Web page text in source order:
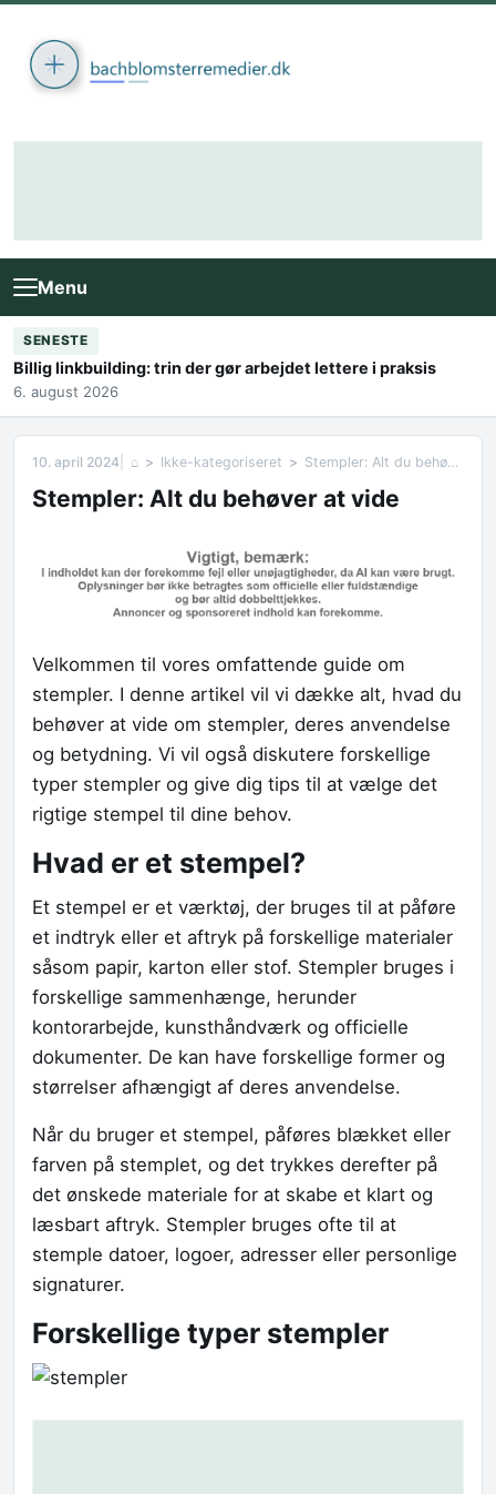
Menu
SENESTE
Billig linkbuilding: trin der gør arbejdet lettere i praksis
6. august 2026
10. april 2024 ⌂ Ikke-kategoriseret Stempler: Alt du behøver at vide
Stempler: Alt du behøver at vide
Velkommen til vores omfattende guide om
stempler. I denne artikel vil vi dække alt, hvad du
behøver at vide om stempler, deres anvendelse
og betydning. Vi vil også diskutere forskellige
typer stempler og give dig tips til at vælge det
rigtige stempel til dine behov.
Hvad er et stempel?
Et stempel er et værktøj, der bruges til at påføre
et indtryk eller et aftryk på forskellige materialer
såsom papir, karton eller stof. Stempler bruges i
forskellige sammenhænge, herunder
kontorarbejde, kunsthåndværk og officielle
dokumenter. De kan have forskellige former og
størrelser afhængigt af deres anvendelse.
Når du bruger et stempel, påføres blækket eller
farven på stemplet, og det trykkes derefter på
det ønskede materiale for at skabe et klart og
læsbart aftryk. Stempler bruges ofte til at
stemple datoer, logoer, adresser eller personlige
signaturer.
Forskellige typer stempler